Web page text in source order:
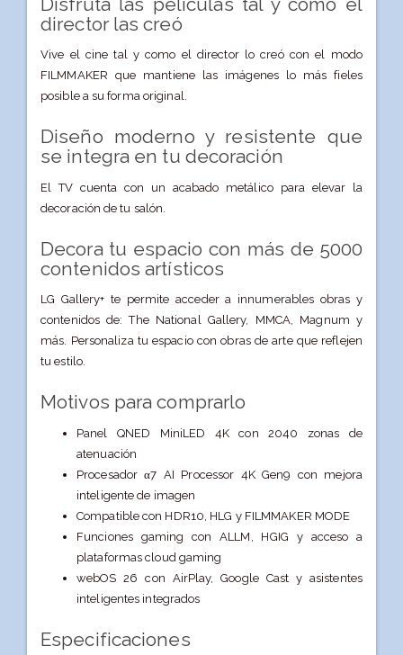
director las creó
Vive el cine tal y como el director lo creó con el modo
FILMMAKER que mantiene las imágenes lo más fieles
posible a su forma original.
Diseño moderno y resistente que
se integra en tu decoración
El TV cuenta con un acabado metálico para elevar la
decoración de tu salón.
Decora tu espacio con más de 5000
contenidos artísticos
LG Gallery+ te permite acceder a innumerables obras y
contenidos de: The National Gallery, MMCA, Magnum y
más. Personaliza tu espacio con obras de arte que reflejen
tu estilo.
Motivos para comprarlo
Panel QNED MiniLED 4K con 2040 zonas de
atenuación
Procesador α7 AI Processor 4K Gen9 con mejora
inteligente de imagen
Compatible con HDR10, HLG y FILMMAKER MODE
Funciones gaming con ALLM, HGIG y acceso a
plataformas cloud gaming
webOS 26 con AirPlay, Google Cast y asistentes
inteligentes integrados
Especificaciones